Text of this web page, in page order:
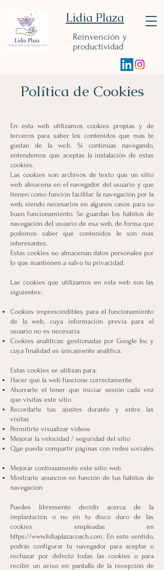
Lidia Plaza
Reinvención y
productividad
Política de Cookies
En esta web utilizamos cookies propias y de
terceros para saber los contenidos que más te
gustan de la web. Si continúas navegando,
entendemos que aceptas la instalación de estas
cookies.
Las cookies son archivos de texto que un sitio
web almacena en el navegador del usuario y que
tienen como función facilitar la navegación por la
web, siendo necesarios en algunos casos para su
buen funcionamiento. Se guardan los hábitos de
navegación del usuario de esa web, de forma que
podemos saber qué contenidos le son más
interesantes.
Estas cookies no almacenan datos personales por
lo que mantienen a salvo tu privacidad.
Las cookies que utilizamos en esta web son las
siguientes:
Cookies imprescindibles para el funcionamiento
de la web, cuya información previa para el
usuario no es necesaria.
Cookies analíticas: gestionadas por Google Inc y
cuya finalidad es únicamente analítica.
Estas cookies se utilizan para:
Hacer que la web funcione correctamente
Ahorrarte el tener que iniciar sesión cada vez
que visitas este sitio
Recordarte tus ajustes durante y entre las
visitas
Permitirte visualizar videos
Mejorar la velocidad / seguridad del sitio
Que pueda compartir páginas con redes sociales
Mejorar continuamente este sitio web
Mostrarte anuncios en función de tus hábitos de
navegación
Puedes libremente decidir acerca de la
implantación o no en tu disco duro de las
cookies empleadas en
https://www.lidiaplazacoach.com. En este sentido,
podrás configurar tu navegador para aceptar o
rechazar por defecto todas las cookies o para
recibir un aviso en pantalla de la recepción de